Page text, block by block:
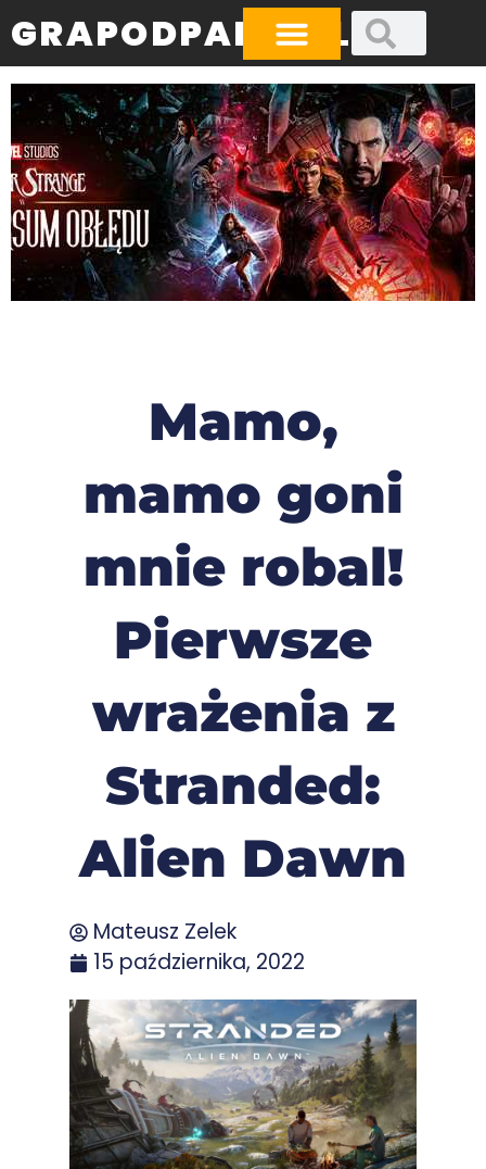
GRAPODPADA.PL
Mamo,
mamo goni
mnie robal!
Pierwsze
wrażenia z
Stranded:
Alien Dawn
Mateusz Zelek
15 października, 2022